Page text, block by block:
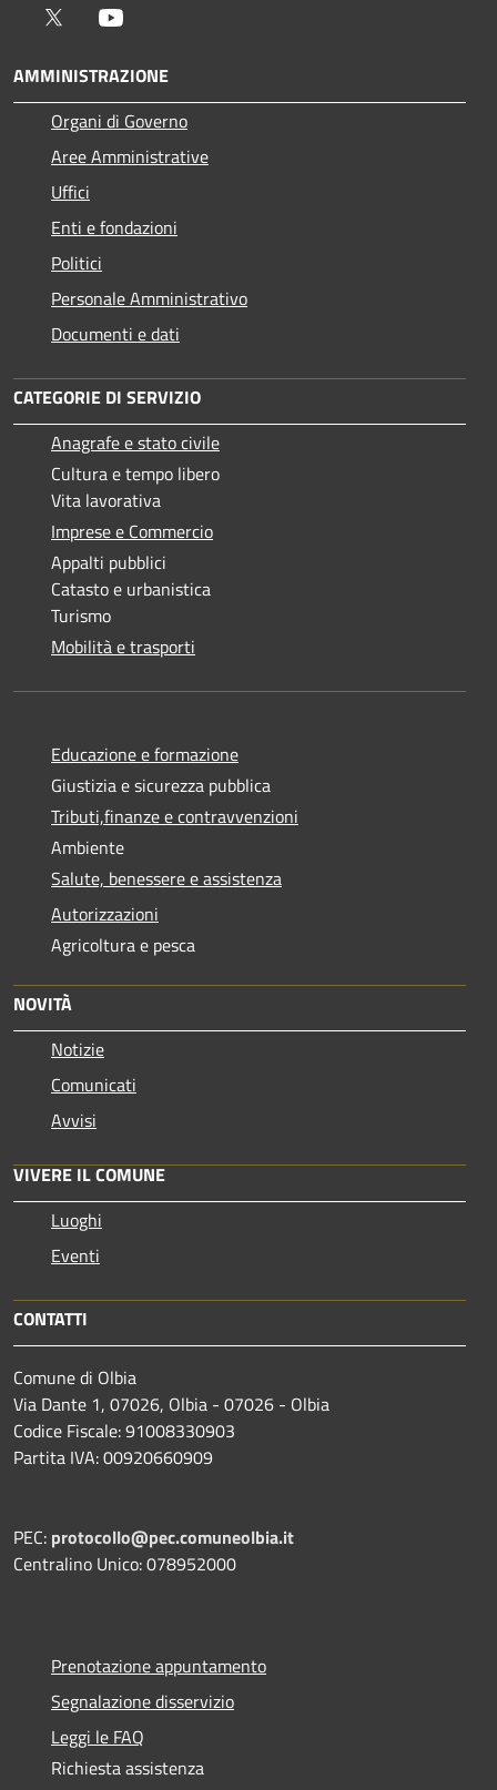
Twitter
AMMINISTRAZIONE
Organi di Governo
Aree Amministrative
Uffici
Enti e fondazioni
Politici
Personale Amministrativo
Documenti e dati
CATEGORIE DI SERVIZIO
Anagrafe e stato civile
Cultura e tempo libero
Vita lavorativa
Imprese e Commercio
Appalti pubblici
Catasto e urbanistica
Turismo
Mobilità e trasporti
Educazione e formazione
Giustizia e sicurezza pubblica
Tributi,finanze e contravvenzioni
Ambiente
Salute, benessere e assistenza
Autorizzazioni
Agricoltura e pesca
NOVITÀ
Notizie
Comunicati
Avvisi
VIVERE IL COMUNE
Luoghi
Eventi
CONTATTI
Comune di Olbia
Via Dante 1, 07026, Olbia - 07026 - Olbia
Codice Fiscale: 91008330903
Partita IVA: 00920660909
PEC: protocollo@pec.comuneolbia.it
Centralino Unico: 078952000
Prenotazione appuntamento
Segnalazione disservizio
Leggi le FAQ
Richiesta assistenza